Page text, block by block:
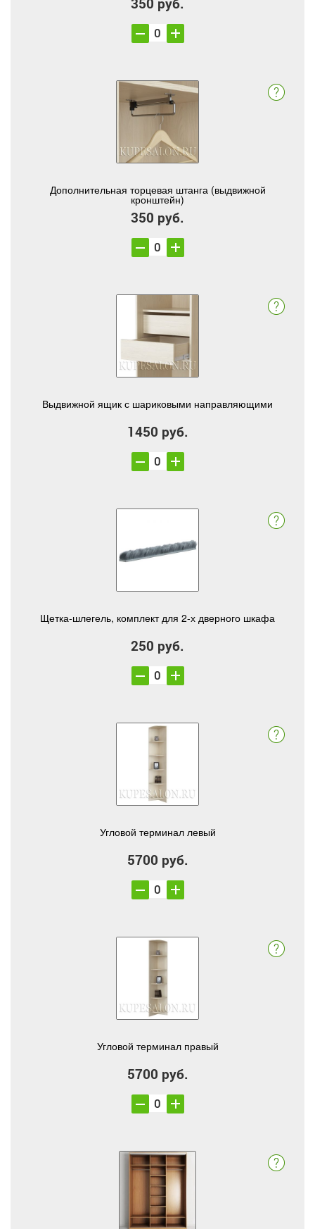
Дополнительная торцевая штанга (выдвижной
кронштейн)
350 руб.
Выдвижной ящик с шариковыми направляющими
1450 руб.
Щетка-шлегель, комплект для 2-х дверного шкафа
250 руб.
Угловой терминал левый
5700 руб.
Угловой терминал правый
5700 руб.